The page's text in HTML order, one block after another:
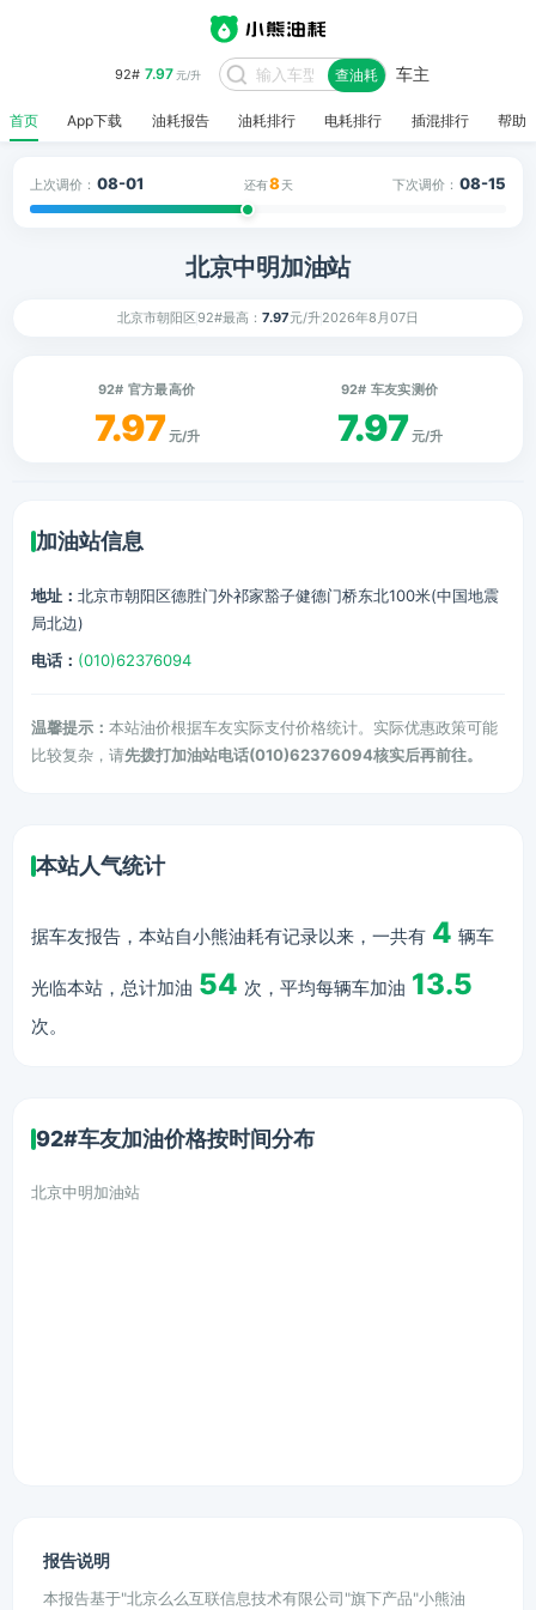
92# 7.97元/升 查油耗 车主
首页 App下载 油耗报告 油耗排行 电耗排行 插混排行 帮助
上次调价： 08-01 还有8 天 下次调价： 08-15
北京中明加油站
北京市朝阳区92#最高： 7.97元/升2026年8月07日
92# 官方最高价
7.97元/升
92# 车友实测价
7.97元/升
加油站信息
地址： 北京市朝阳区德胜门外祁家豁子健德门桥东北100米(中国地震
局北边)
电话： (010)62376094
温馨提示： 本站油价根据车友实际支付价格统计。实际优惠政策可能
比较复杂，请先拨打加油站电话(010)62376094核实后再前往。
本站人气统计
据车友报告，本站自小熊油耗有记录以来，一共有 4 辆车
光临本站，总计加油 54 次，平均每辆车加油 13.5
次。
92#车友加油价格按时间分布
北京中明加油站
报告说明
本报告基于"北京么么互联信息技术有限公司"旗下产品"小熊油